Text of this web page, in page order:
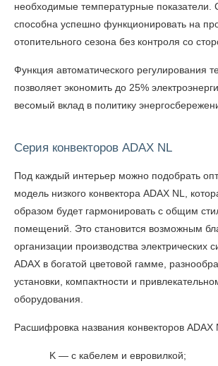
необходимые температурные показатели.
способна успешно функционировать на
отопительного сезона без контроля со
Функция автоматического регулирования
позволяет экономить до 25%
весомый вклад в политику
Серия конвекторов ADAX NL
Под каждый интерьер можно подобрать
модель низкого конвектора ADAX NL,
образом будет гармонировать с общим
помещений. Это становится возможным
организации производства электрических
ADAX в богатой цветовой гамме,
установки, компактности и
оборудования.
Расшифровка названия конвекторов ADAX
K — с кабелем и евровилкой;